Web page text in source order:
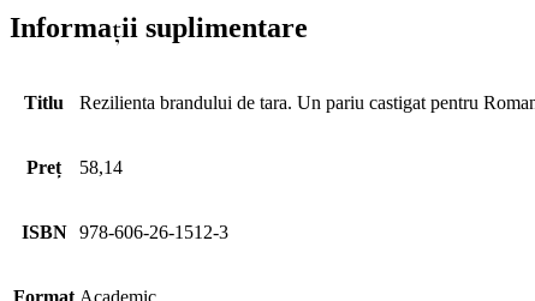
Informații suplimentare
Titlu Rezilienta brandului de tara. Un pariu castigat pentru
Preț 58,14
ISBN 978-606-26-1512-3
Format Academic